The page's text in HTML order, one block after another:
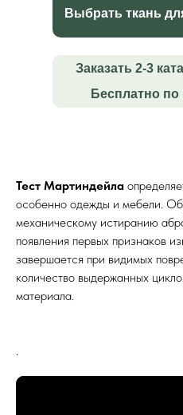
Выбрать ткань
Заказать 2-3
Бесплатно
Тест Мартиндейла
особенно одежды и мебели.
механическому истиранию
появления первых признаков
завершается при видимых
количество выдержанных
материала.